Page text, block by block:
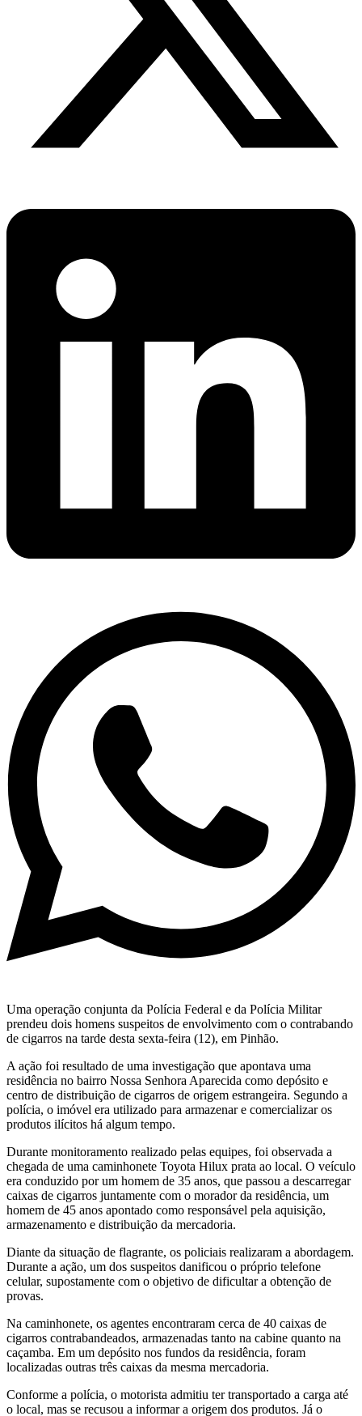
Uma operação conjunta da Polícia Federal e da Polícia Militar
prendeu dois homens suspeitos de envolvimento com o contrabando
de cigarros na tarde desta sexta-feira (12), em Pinhão.
A ação foi resultado de uma investigação que apontava uma
residência no bairro Nossa Senhora Aparecida como depósito e
centro de distribuição de cigarros de origem estrangeira. Segundo a
polícia, o imóvel era utilizado para armazenar e comercializar os
produtos ilícitos há algum tempo.
Durante monitoramento realizado pelas equipes, foi observada a
chegada de uma caminhonete Toyota Hilux prata ao local. O veículo
era conduzido por um homem de 35 anos, que passou a descarregar
caixas de cigarros juntamente com o morador da residência, um
homem de 45 anos apontado como responsável pela aquisição,
armazenamento e distribuição da mercadoria.
Diante da situação de flagrante, os policiais realizaram a abordagem.
Durante a ação, um dos suspeitos danificou o próprio telefone
celular, supostamente com o objetivo de dificultar a obtenção de
provas.
Na caminhonete, os agentes encontraram cerca de 40 caixas de
cigarros contrabandeados, armazenadas tanto na cabine quanto na
caçamba. Em um depósito nos fundos da residência, foram
localizadas outras três caixas da mesma mercadoria.
Conforme a polícia, o motorista admitiu ter transportado a carga até
o local, mas se recusou a informar a origem dos produtos. Já o